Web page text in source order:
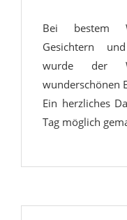
Bei bestem
Gesichtern
wurde der
wunderschönen
Ein herzliches
Tag möglich